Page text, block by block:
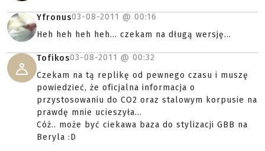
Yfronus03-08-2011 @ 00:16
Heh heh heh heh... czekam na długą wersję...
Tofikos03-08-2011 @ 00:32
Czekam na tą replikę od pewnego czasu i muszę
powiedzieć, że oficjalna informacja o
przystosowaniu do CO2 oraz stalowym korpusie na
prawdę mnie ucieszyła...
Cóż.. może być ciekawa baza do stylizacji GBB na
Beryla :D